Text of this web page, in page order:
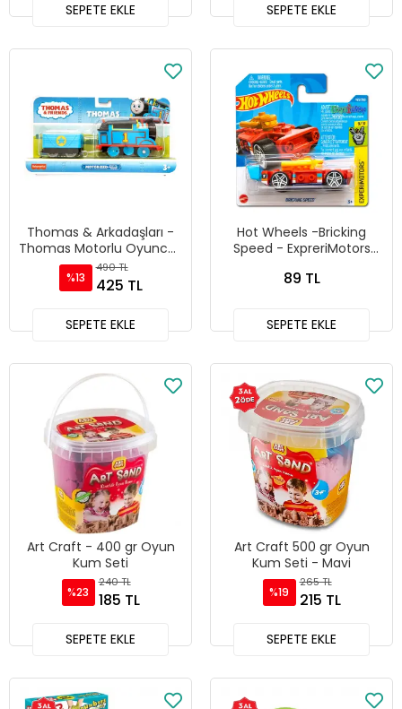
SEPETE EKLE SEPETE EKLE
Thomas & Arkadaşları -
Thomas Motorlu Oyuncak
Tren HDY59
%13
490 TL
425 TL
SEPETE EKLE
Hot Wheels -Bricking
Speed - ExpreriMotors
89 TL
SEPETE EKLE
Art Craft - 400 gr Oyun
Kum Seti
%23
240 TL
185 TL
SEPETE EKLE
Art Craft 500 gr Oyun
Kum Seti - Mavi
%19
265 TL
215 TL
SEPETE EKLE